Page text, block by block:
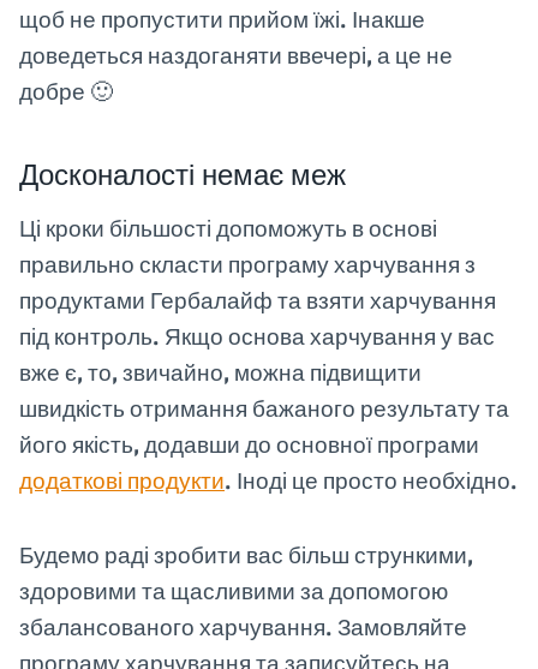
щоб не пропустити прийом їжі. Інакше
доведеться наздоганяти ввечері, а це не
добре 🙂
Досконалості немає меж
Ці кроки більшості допоможуть в основі
правильно скласти програму харчування з
продуктами Гербалайф та взяти харчування
під контроль. Якщо основа харчування у вас
вже є, то, звичайно, можна підвищити
швидкість отримання бажаного результату та
його якість, додавши до основної програми
додаткові продукти. Іноді це просто необхідно.
Будемо раді зробити вас більш стрункими,
здоровими та щасливими за допомогою
збалансованого харчування. Замовляйте